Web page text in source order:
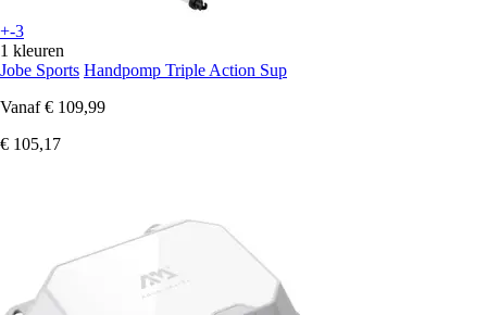
+-3
1 kleuren
Jobe Sports Handpomp Triple Action Sup
Vanaf € 109,99
€ 105,17